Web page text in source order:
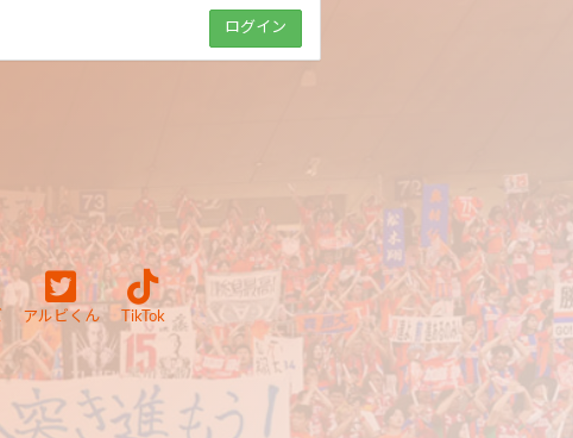
アルビくん TikTok